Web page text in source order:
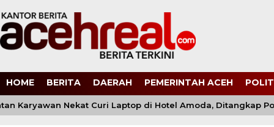
HOME BERITA DAERAH PEMERINTAH ACEH
Karyawan Nekat Curi Laptop di Hotel Amoda, Ditangkap